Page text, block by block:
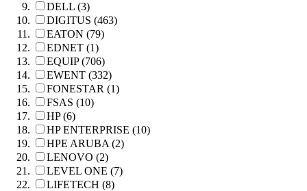
DELL (3)
DIGITUS (463)
EATON (79)
EDNET (1)
EQUIP (706)
EWENT (332)
FONESTAR (1)
FSAS (10)
HP (6)
HP ENTERPRISE (10)
HPE ARUBA (2)
LENOVO (2)
LEVEL ONE (7)
LIFETECH (8)